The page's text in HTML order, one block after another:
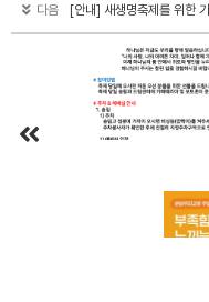
다음 [안내] 새생명축제를 위한